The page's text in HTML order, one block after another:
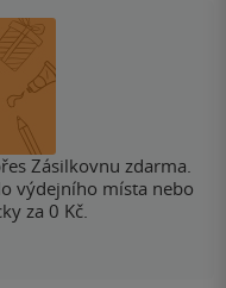
Zásilkovnu zdarma.
výdejního místa nebo
za 0 Kč.